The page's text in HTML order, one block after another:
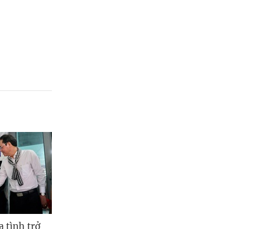
tình trở